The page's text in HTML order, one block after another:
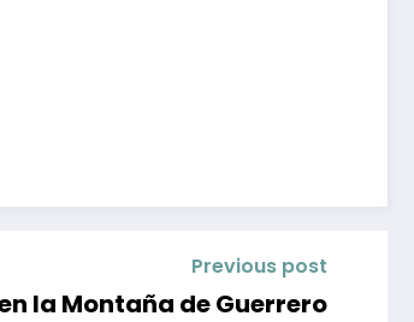
Previous post
la Montaña de Guerrero